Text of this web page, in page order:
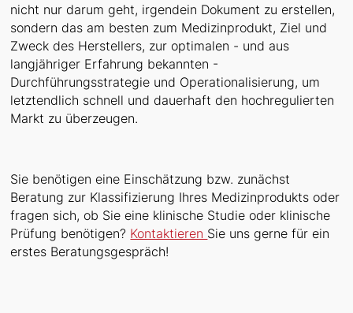
nicht nur darum geht, irgendein Dokument zu erstellen,
sondern das am besten zum Medizinprodukt, Ziel und
Zweck des Herstellers, zur optimalen - und aus
langjähriger Erfahrung bekannten -
Durchführungsstrategie und Operationalisierung, um
letztendlich schnell und dauerhaft den hochregulierten
Markt zu überzeugen.
Sie benötigen eine Einschätzung bzw. zunächst
Beratung zur Klassifizierung Ihres Medizinprodukts oder
fragen sich, ob Sie eine klinische Studie oder klinische
Prüfung benötigen? Kontaktieren Sie uns gerne für ein
erstes Beratungsgespräch!